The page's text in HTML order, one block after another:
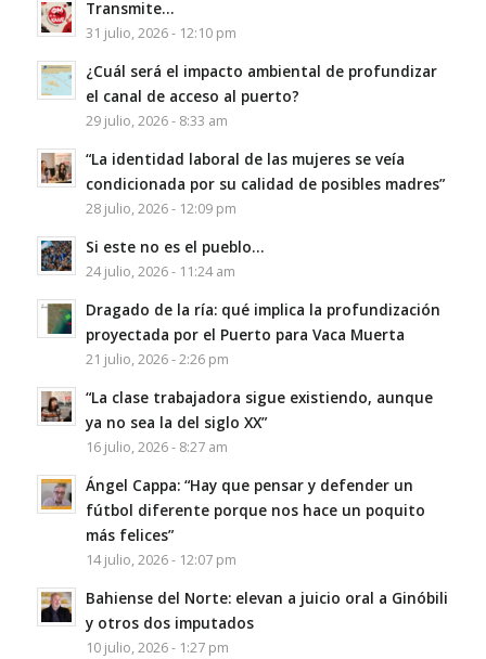
Transmite…
31 julio, 2026 - 12:10 pm
¿Cuál será el impacto ambiental de profundizar
el canal de acceso al puerto?
29 julio, 2026 - 8:33 am
“La identidad laboral de las mujeres se veía
condicionada por su calidad de posibles madres”
28 julio, 2026 - 12:09 pm
Si este no es el pueblo…
24 julio, 2026 - 11:24 am
Dragado de la ría: qué implica la profundización
proyectada por el Puerto para Vaca Muerta
21 julio, 2026 - 2:26 pm
“La clase trabajadora sigue existiendo, aunque
ya no sea la del siglo XX”
16 julio, 2026 - 8:27 am
Ángel Cappa: “Hay que pensar y defender un
fútbol diferente porque nos hace un poquito
más felices”
14 julio, 2026 - 12:07 pm
Bahiense del Norte: elevan a juicio oral a Ginóbili
y otros dos imputados
10 julio, 2026 - 1:27 pm